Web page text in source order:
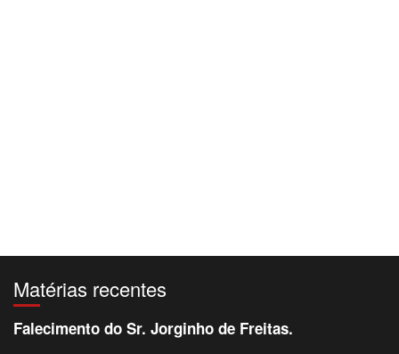
Matérias recentes
Falecimento do Sr. Jorginho de Freitas.